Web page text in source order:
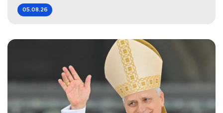
05.08.26